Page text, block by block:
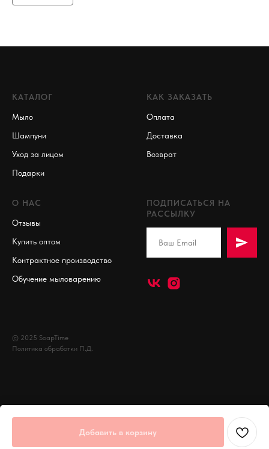
Добавить в корзину
КАТАЛОГ
Мыло
Шампуни
Уход за лицом
Подарки
КАК ЗАКАЗАТЬ
Оплата
Доставка
Возврат
О НАС
Отзывы
Купить оптом
Контрактное производство
Обучение мыловарению
ПОДПИСАТЬСЯ НА
РАССЫЛКУ
© 2025 SoapTime
Политика обработки П.Д.
Tilda